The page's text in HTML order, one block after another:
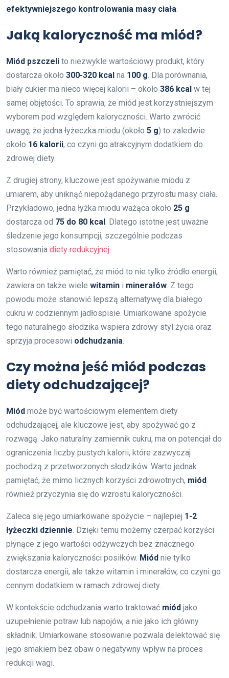
efektywniejszego kontrolowania masy ciała
Jaką kaloryczność ma miód?
Miód pszczeli to niezwykle wartościowy produkt, który
dostarcza około 300-320 kcal na 100 g . Dla porównania,
biały cukier ma nieco więcej kalorii – około 386 kcal w tej
samej objętości. To sprawia, że miód jest korzystniejszym
wyborem pod względem kaloryczności. Warto zwrócić
uwagę, że jedna łyżeczka miodu (około 5 g) to zaledwie
około 16 kalorii, co czyni go atrakcyjnym dodatkiem do
zdrowej diety.
Z drugiej strony, kluczowe jest spożywanie miodu z
umiarem, aby uniknąć niepożądanego przyrostu masy ciała.
Przykładowo, jedna łyżka miodu ważąca około 25 g
dostarcza od 75 do 80 kcal . Dlatego istotne jest uważne
śledzenie jego konsumpcji, szczególnie podczas
stosowania diety redukcyjnej
Warto również pamiętać, że miód to nie tylko źródło energii;
zawiera on także wiele witamin i minerałów . Z tego
powodu może stanowić lepszą alternatywę dla białego
cukru w codziennym jadłospisie. Umiarkowane spożycie
tego naturalnego słodzika wspiera zdrowy styl życia oraz
sprzyja procesowi odchudzania
Czy można jeść miód podczas
diety odchudzającej?
Miód może być wartościowym elementem diety
odchudzającej, ale kluczowe jest, aby spożywać go z
rozwagą. Jako naturalny zamiennik cukru, ma on potencjał do
ograniczenia liczby pustych kalorii, które zazwyczaj
pochodzą z przetworzonych słodzików. Warto jednak
pamiętać, że mimo licznych korzyści zdrowotnych, miód
również przyczynia się do wzrostu kaloryczności.
Zaleca się jego umiarkowane spożycie – najlepiej 1-2
łyżeczki dziennie . Dzięki temu możemy czerpać korzyści
płynące z jego wartości odżywczych bez znacznego
zwiększania kaloryczności posiłków. Miód nie tylko
dostarcza energii, ale także witamin i minerałów, co czyni go
cennym dodatkiem w ramach zdrowej diety.
W kontekście odchudzania warto traktować miód jako
uzupełnienie potraw lub napojów, a nie jako ich główny
składnik. Umiarkowane stosowanie pozwala delektować się
jego smakiem bez obaw o negatywny wpływ na proces
redukcji wagi.